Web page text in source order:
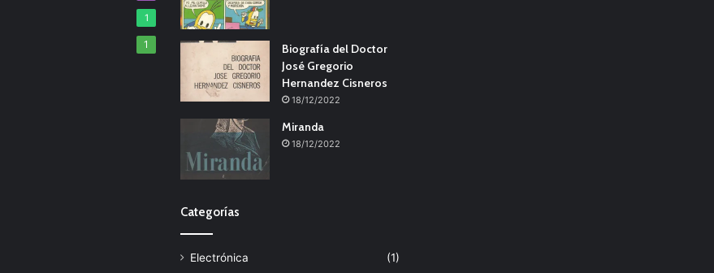
1
1
Biografía del Doctor
José Gregorio
Hernandez Cisneros
18/12/2022
Miranda
18/12/2022
Categorías
Electrónica
(1)